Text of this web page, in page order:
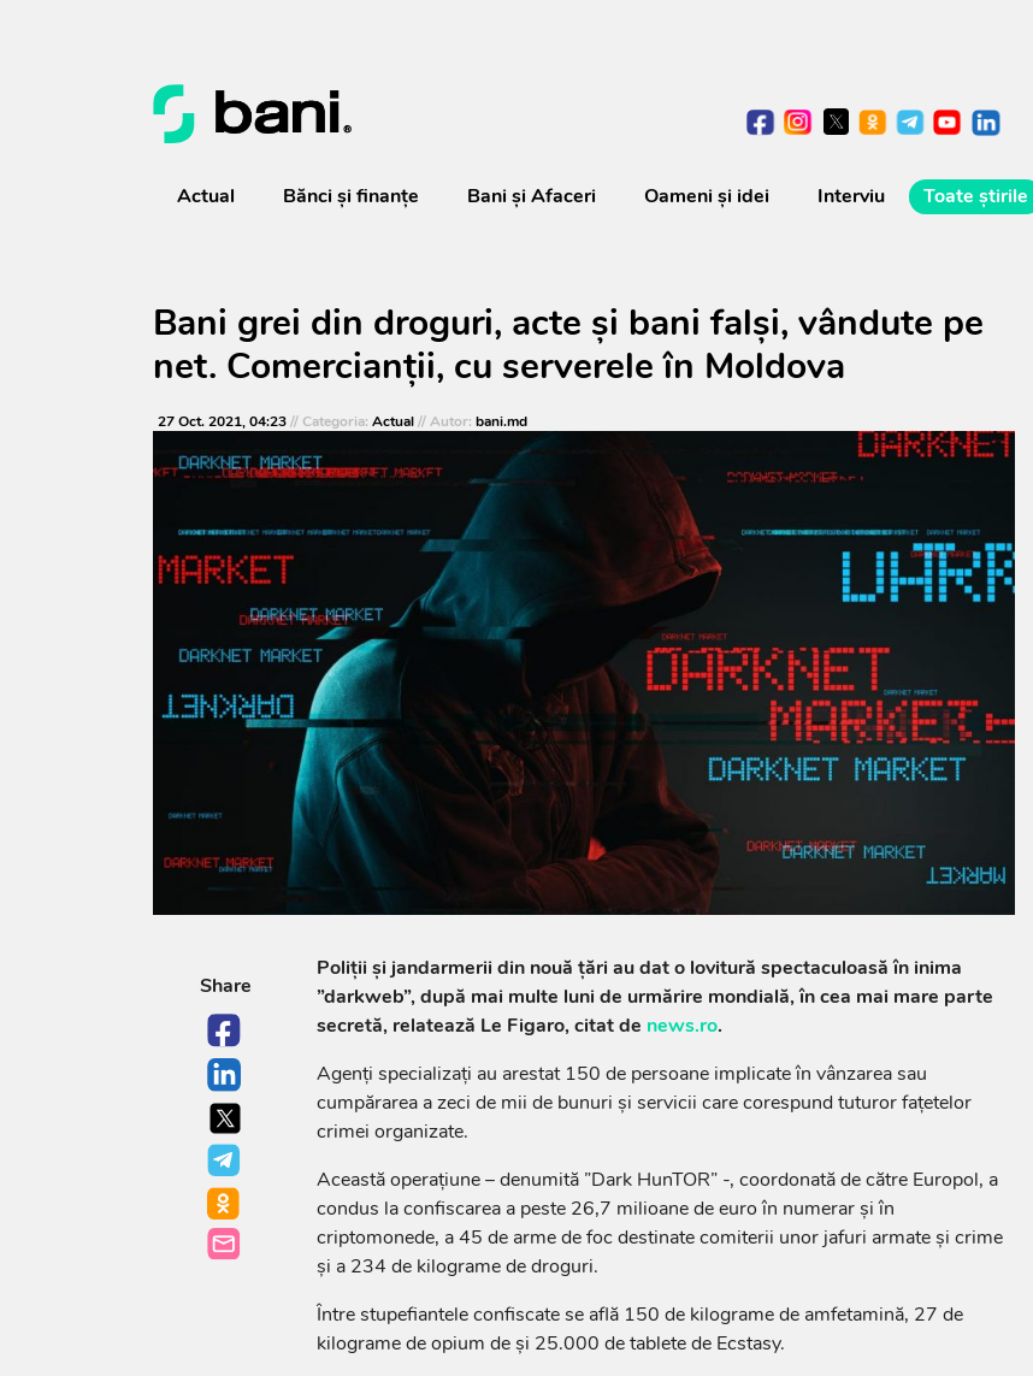
Actual Bănci şi finanţe Bani și Afaceri Oameni şi idei Interviu Toate știrile
Bani grei din droguri, acte și bani falși, vândute pe
net. Comercianții, cu serverele în Moldova
27 Oct. 2021, 04:23// Categoria: Actual// Autor: bani.md
Share
Poliţii şi jandarmerii din nouă ţări au dat o lovitură spectaculoasă în inima
”darkweb”, după mai multe luni de urmărire mondială, în cea mai mare parte
secretă, relatează Le Figaro, citat de news.ro.
Agenţi specializaţi au arestat 150 de persoane implicate în vânzarea sau
cumpărarea a zeci de mii de bunuri şi servicii care corespund tuturor faţetelor
crimei organizate.
Această operaţiune – denumită ”Dark HunTOR” -, coordonată de către Europol, a
condus la confiscarea a peste 26,7 milioane de euro în numerar şi în
criptomonede, a 45 de arme de foc destinate comiterii unor jafuri armate şi crime
şi a 234 de kilograme de droguri.
Între stupefiantele confiscate se află 150 de kilograme de amfetamină, 27 de
kilograme de opium de şi 25.000 de tablete de Ecstasy.